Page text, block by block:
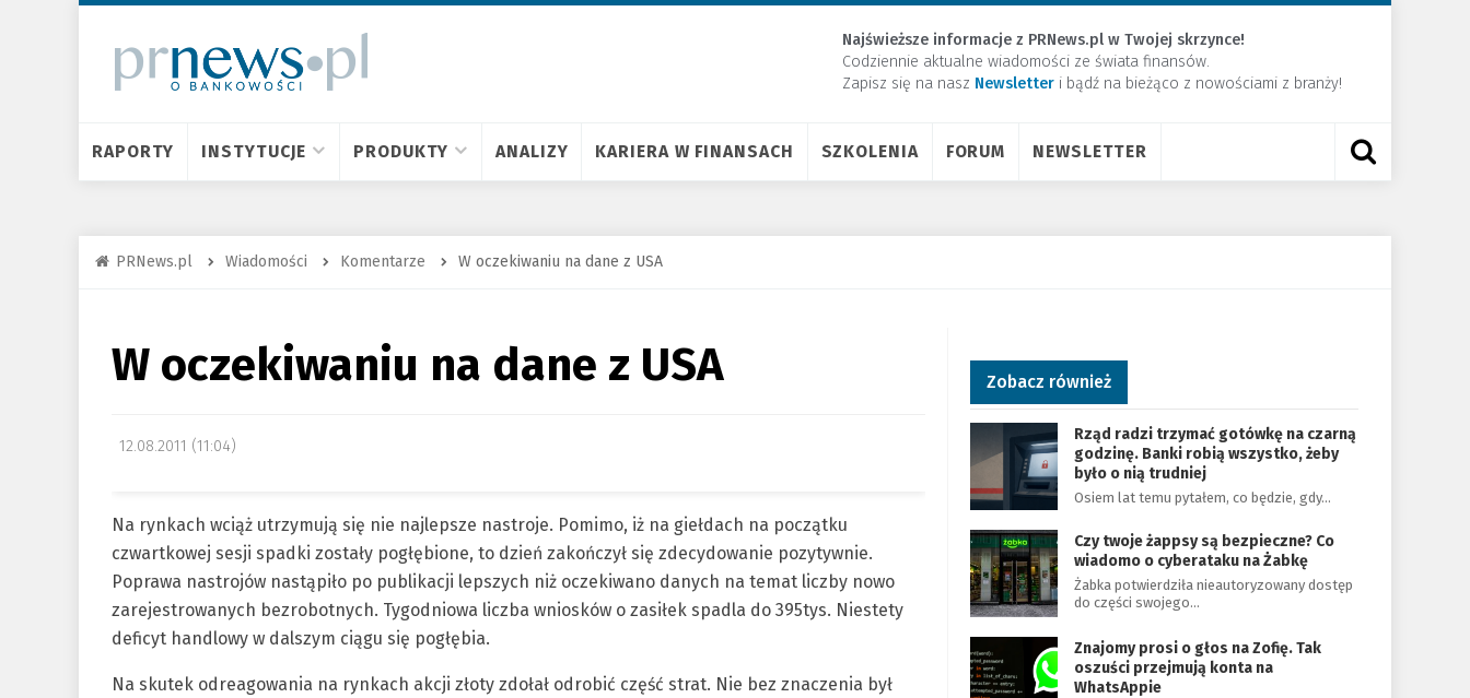
Najświeższe informacje z PRNews.pl w Twojej skrzynce!
Codziennie aktualne wiadomości ze świata finansów.
Zapisz się na nasz Newsletter ​i bądź na bieżąco z nowościami z branży!
RAPORTY INSTYTUCJE PRODUKTY ANALIZY KARIERA W FINANSACH SZKOLENIA FORUM NEWSLETTER
PRNews.pl Wiadomości Komentarze W oczekiwaniu na dane z USA
W oczekiwaniu na dane z USA
12.08.2011 (11:04)
Na rynkach wciąż utrzymują się nie najlepsze nastroje. Pomimo, iż na giełdach na początku
czwartkowej sesji spadki zostały pogłębione, to dzień zakończył się zdecydowanie pozytywnie.
Poprawa nastrojów nastąpiło po publikacji lepszych niż oczekiwano danych na temat liczby nowo
zarejestrowanych bezrobotnych. Tygodniowa liczba wniosków o zasiłek spadla do 395tys. Niestety
deficyt handlowy w dalszym ciągu się pogłębia.
Na skutek odreagowania na rynkach akcji złoty zdołał odrobić część strat. Nie bez znaczenia był
Zobacz również
Rząd radzi trzymać gotówkę na czarną
godzinę. Banki robią wszystko, żeby
było o nią trudniej
Osiem lat temu pytałem, co będzie, gdy…
Czy twoje żappsy są bezpieczne? Co
wiadomo o cyberataku na Żabkę
Żabka potwierdziła nieautoryzowany dostęp
do części swojego…
Znajomy prosi o głos na Zofię. Tak
oszuści przejmują konta na
WhatsAppie